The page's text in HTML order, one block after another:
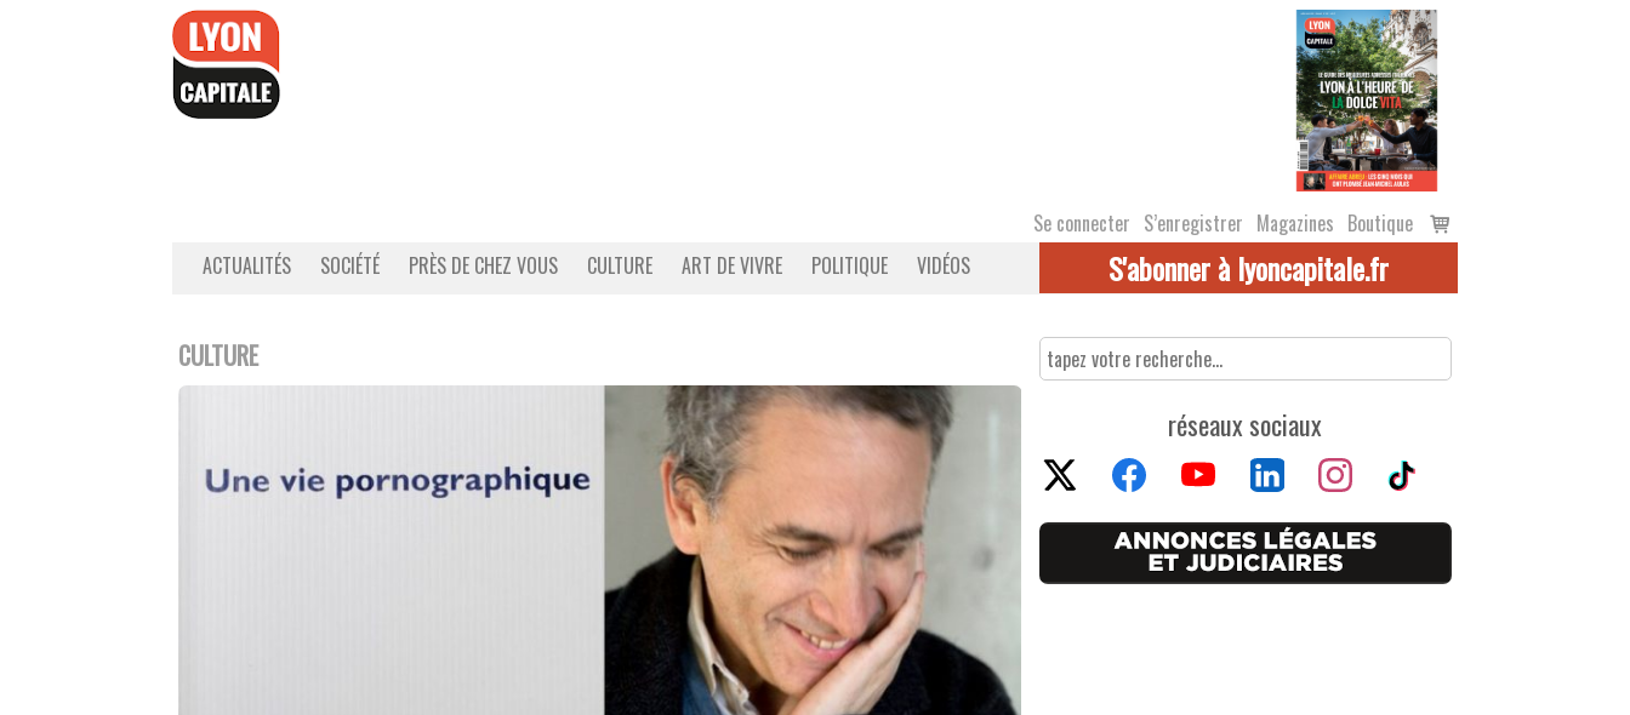
Se connecter S’enregistrer Magazines Boutique
Voir
le
ACTUALITÉS SOCIÉTÉ PRÈS DE CHEZ VOUS CULTURE ART DE VIVRE POLITIQUE VIDÉOS S'abonner à lyoncapitale.fr
CULTURE
réseaux sociaux